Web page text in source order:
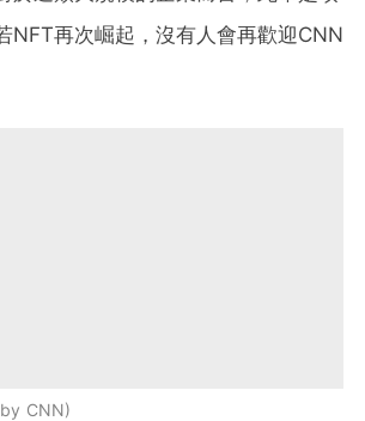
NFT再次崛起，沒有人會再歡迎CNN
CNN